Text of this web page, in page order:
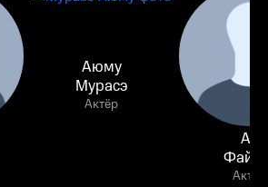
Аюму
Мурасэ
Актёр
Аи
Актёр